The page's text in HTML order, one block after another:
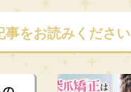
事をお読みください